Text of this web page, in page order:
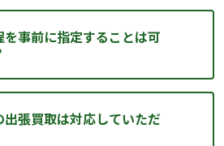
事前に指定することは可
張買取は対応していただ